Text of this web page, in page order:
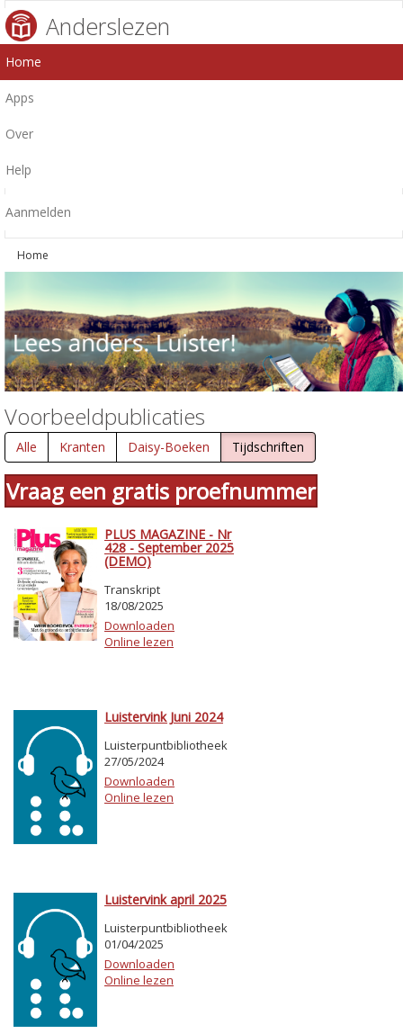
Anderslezen
Home
Apps
Over
Help
Aanmelden
Home
Voorbeeldpublicaties
Alle Kranten Daisy-Boeken Tijdschriften
Vraag een gratis proefnummer
PLUS MAGAZINE - Nr
428 - September 2025
(DEMO)
Transkript
18/08/2025
Downloaden
Online lezen
Luistervink Juni 2024
Luisterpuntbibliotheek
27/05/2024
Downloaden
Online lezen
Luistervink april 2025
Luisterpuntbibliotheek
01/04/2025
Downloaden
Online lezen